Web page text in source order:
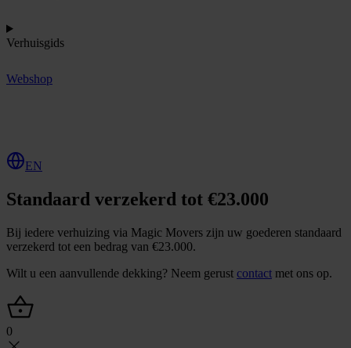
Verhuisgids
Webshop
EN
Standaard verzekerd tot €23.000
Bij iedere verhuizing via Magic Movers zijn uw goederen standaard
verzekerd tot een bedrag van €23.000.
Wilt u een aanvullende dekking? Neem gerust contact met ons op.
0